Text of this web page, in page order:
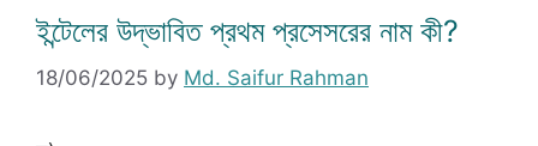
ইন্টেলের উদ্ভাবিত প্রথম প্রসেসরের নাম কী?
18/06/2025 by Md. Saifur Rahman